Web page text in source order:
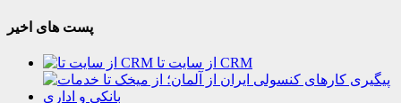
پست های اخیر
از سایت تا CRM